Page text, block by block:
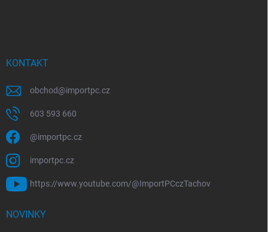
KONTAKT
obchod@importpc.cz
603 593 660
@importpc.cz
importpc.cz
https://www.youtube.com/@ImportPCczTachov
NOVINKY